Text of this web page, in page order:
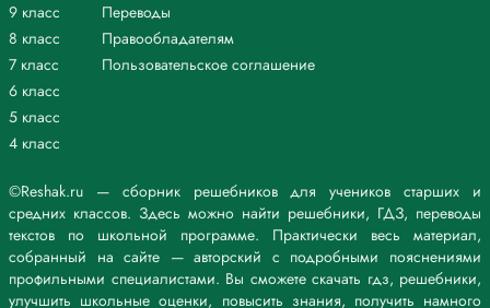
©Reshak.ru — сборник решебников для учеников старших и
средних классов. Здесь можно найти решебники, ГДЗ, переводы
текстов по школьной программе. Практически весь материал,
собранный на сайте — авторский с подробными пояснениями
профильными специалистами. Вы сможете скачать гдз, решебники,
улучшить школьные оценки, повысить знания, получить намного
9 класс
8 класс
7 класс
6 класс
5 класс
4 класс
Переводы
Правообладателям
Пользовательское соглашение